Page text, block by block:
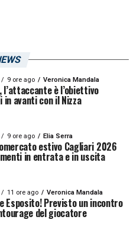
9 ore ago Veronica Mandala
l’attaccante è l’obiettivo
in avanti con il Nizza
9 ore ago Elia Serra
estivo Cagliari 2026
in entrata e in uscita
11 ore ago Veronica Mandala
Esposito! Previsto un incontro
del giocatore